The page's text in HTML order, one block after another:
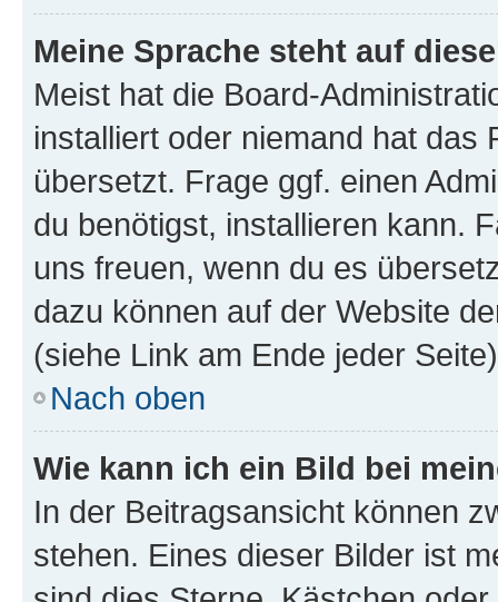
Meine Sprache steht auf
Meist hat die Board-
installiert oder niemand hat das
übersetzt. Frage ggf. einen
du benötigst, installieren kann.
uns freuen, wenn du es
dazu können auf der Website
(siehe Link am Ende jeder
Nach oben
Wie kann ich ein Bild bei
In der Beitragsansicht können
stehen. Eines dieser Bilder ist